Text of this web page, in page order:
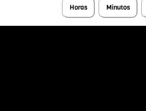
Horas Minutos